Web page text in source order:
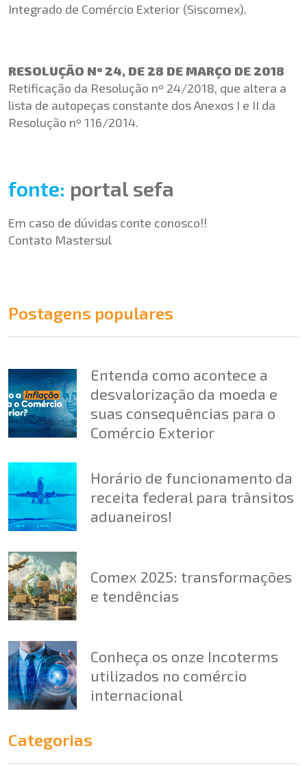
Integrado de Comércio Exterior (Siscomex).
RESOLUÇÃO Nº 24, DE 28 DE MARÇO DE 2018
Retificação da Resolução nº 24/2018, que altera a
lista de autopeças constante dos Anexos I e II da
Resolução nº 116/2014.
fonte: portal sefa
Em caso de dúvidas conte conosco!!
Contato Mastersul
Postagens populares
Entenda como acontece a
desvalorização da moeda e
suas consequências para o
Comércio Exterior
Horário de funcionamento da
receita federal para trânsitos
aduaneiros!
Comex 2025: transformações
e tendências
Conheça os onze Incoterms
utilizados no comércio
internacional
Categorias